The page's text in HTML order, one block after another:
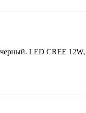
LED CREE 12W,